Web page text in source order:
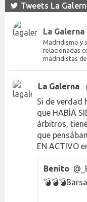
Tweets La
La Galerna
Madridismo y
relacionadas
madridistas
La Galerna
Si de verdad
que HABÍA
árbitros,
que
EN ACTIVO
Benito